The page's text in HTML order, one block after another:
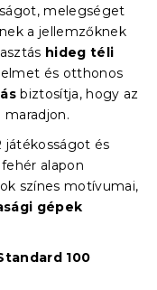
melegséget
a jellemzőknek
hideg téli
és otthonos
biztosítja, hogy az
játékosságot és
alapon
színes motívumai,
gépek
100